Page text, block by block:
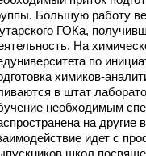
Большую работу
ГОКа,
На
по
химиков-
в штат
необходимым
на другие
идет с
школ